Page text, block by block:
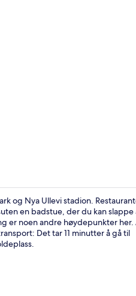
og Nya Ullevi stadion.
en badstue, der du kan slappe
er noen andre høydepunkter her.
Det tar 11 minutter å gå til